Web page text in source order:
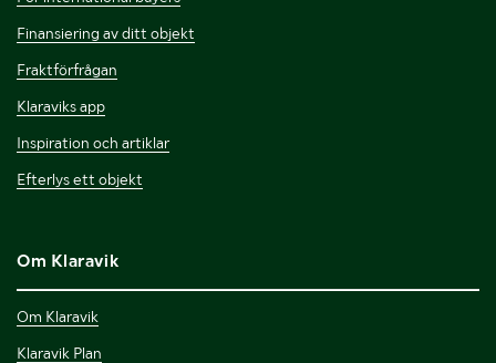
Finansiering av ditt objekt
Fraktförfrågan
Klaraviks app
Inspiration och artiklar
Efterlys ett objekt
Om Klaravik
Om Klaravik
Klaravik Plan